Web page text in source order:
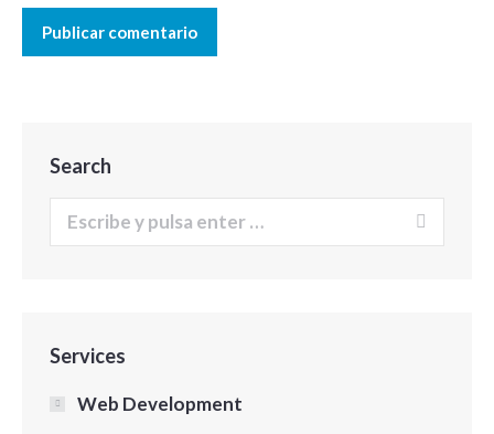
Publicar comentario
Search
Buscar:
Services
Web Development